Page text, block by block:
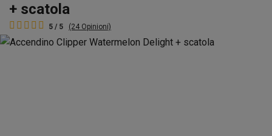
+ scatola
5 / 5 (24 Opinioni)